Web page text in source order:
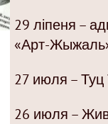
29 ліпеня –
«Арт-
27 июля –
26 июля –